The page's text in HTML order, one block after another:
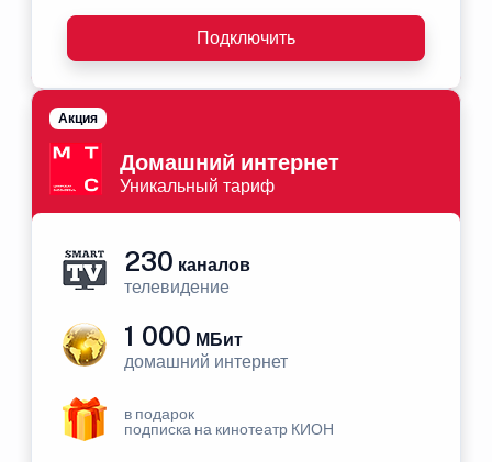
Подключить
Домашний интернет
Уникальный тариф
Акция
230 каналов
телевидение
1 000 МБит
домашний интернет
в подарок
подписка на кинотеатр КИОН